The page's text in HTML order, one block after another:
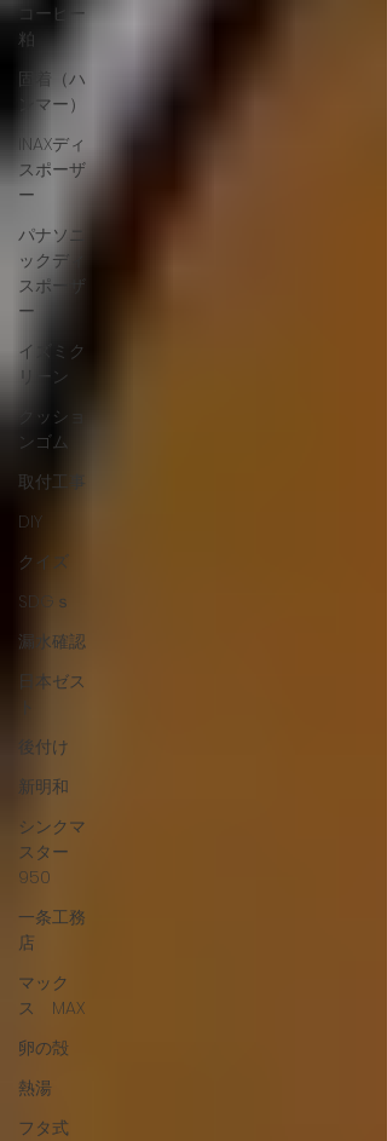
コーヒー
粕
固着（ハ
ンマー）
INAXディ
スポーザ
ー
パナソニ
ックディ
スポーザ
ー
イズミク
リーン
クッショ
ンゴム
取付工事
DIY
クイズ
SDGｓ
漏水確認
日本ゼス
後付け
新明和
シンクマ
スター
950
一条工務
店
マック
ス MAX
卵の殻
熱湯
フタ式